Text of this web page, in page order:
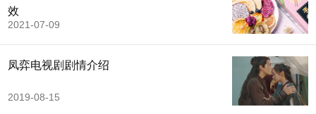
效
2021-07-09
凤弈电视剧剧情介绍
2019-08-15